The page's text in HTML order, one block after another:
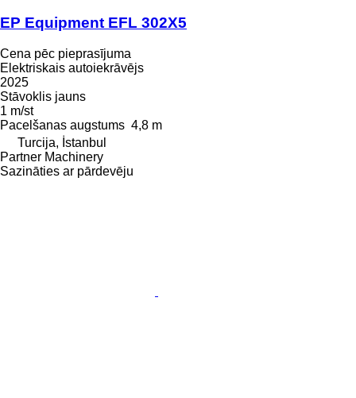
EP Equipment EFL 302X5
Cena pēc pieprasījuma
Elektriskais autoiekrāvējs
2025
Stāvoklis jauns
1 m/st
Pacelšanas augstums 4,8 m
Turcija, İstanbul
Partner Machinery
Sazināties ar pārdevēju